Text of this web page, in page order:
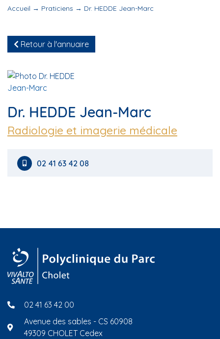
Accueil → Praticiens → Dr. HEDDE Jean-Marc
Retour à l'annuaire
Dr. HEDDE Jean-Marc
Radiologie et imagerie médicale
02 41 63 42 08
02 41 63 42 00
Avenue des sables - CS 60908
49309 CHOLET Cedex